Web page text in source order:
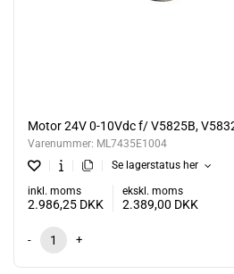
Motor 24V 0-10Vdc f/ V5825B,
Varenummer: ML7435E1004
Se lagerstatus her
inkl. moms
2.986,25 DKK
ekskl. moms
2.389,00 DKK
- +